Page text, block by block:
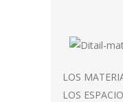
LOS
LOS